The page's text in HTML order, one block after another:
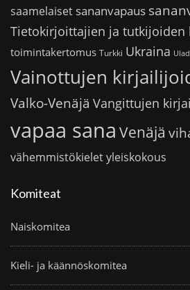
saamelaiset sananvapaus
Tietokirjoittajien ja tutkijoiden
toimintakertomus Turkki Ukraina
Vainottujen
Valko-Venäjä Vangittujen
vapaa sana Venäjä
vähemmistökieletyleiskokous
Komiteat
Naiskomitea
Kieli- ja käännöskomitea